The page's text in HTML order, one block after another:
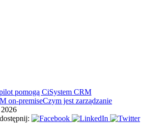
pomogą CiSystem CRM
on-premiseCzym jest zarządzanie